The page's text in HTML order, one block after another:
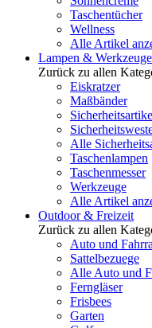
Taschentücher
Wellness
Alle Artikel
Lampen & Werkzeuge
Zurück zu allen
Eiskratzer
Maßbänder
Alle
Taschenlampen
Taschenmesser
Werkzeuge
Alle Artikel
Outdoor & Freizeit
Zurück zu allen
Auto und
Sattelbezuege
Alle Auto und
Ferngläser
Frisbees
Garten